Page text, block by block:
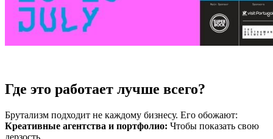
Где это работает лучше всего?
Брутализм подходит не каждому бизнесу. Его обожают:
Креативные агентства и портфолио: Чтобы показать свою
дерзость.